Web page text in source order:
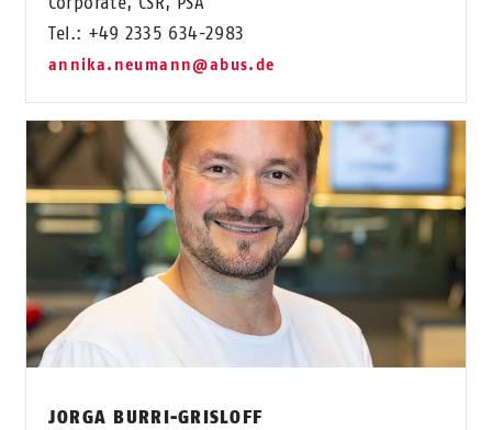
Tel.: +49 2335 634-2983
annika.neumann@abus.de
JORGA BURRI-GRISLOFF